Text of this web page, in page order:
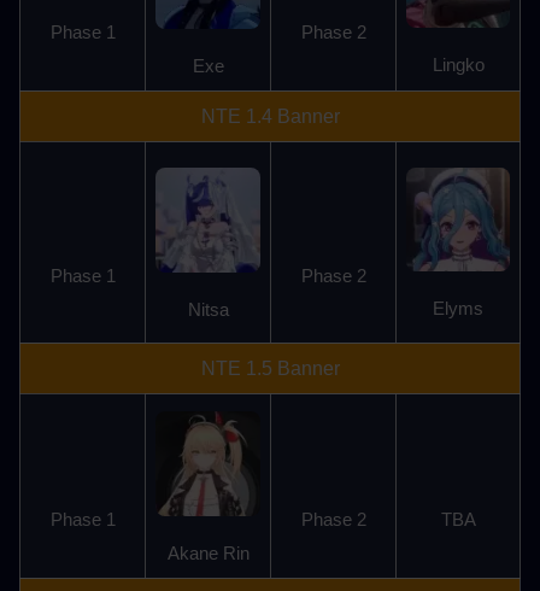
Phase 1
Exe
Phase 2
Lingko
NTE 1.4 Banner
Phase 1
Nitsa
Phase 2
Elyms
NTE 1.5 Banner
Phase 1
Akane Rin
Phase 2 TBA